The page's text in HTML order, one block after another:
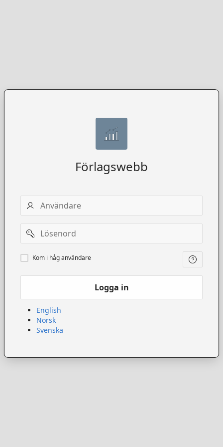
Förlagswebb
Användarnamn
Lösenord
Kom
ihåg
Kom i håg användare
Logga in
English
Norsk
Svenska